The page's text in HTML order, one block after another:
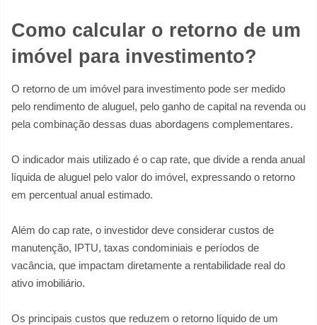
Como calcular o retorno de um
imóvel para investimento?
O retorno de um imóvel para investimento pode ser medido
pelo rendimento de aluguel, pelo ganho de capital na revenda ou
pela combinação dessas duas abordagens complementares.
O indicador mais utilizado é o cap rate, que divide a renda anual
líquida de aluguel pelo valor do imóvel, expressando o retorno
em percentual anual estimado.
Além do cap rate, o investidor deve considerar custos de
manutenção, IPTU, taxas condominiais e períodos de
vacância, que impactam diretamente a rentabilidade real do
ativo imobiliário.
Os principais custos que reduzem o retorno líquido de um